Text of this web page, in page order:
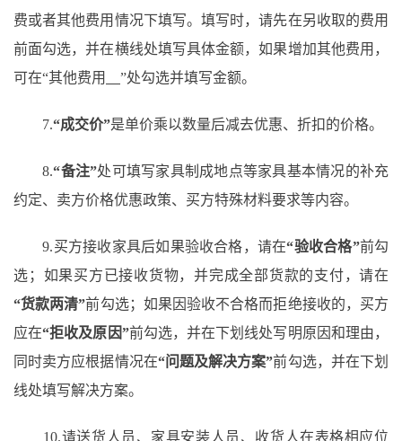
费或者其他费用情况下填写。填写时，请先在另收取的费用
前面勾选，并在横线处填写具体金额，如果增加其他费用，
可在“其他费用 ”处勾选并填写金额。
7.“成交价”是单价乘以数量后减去优惠、折扣的价格。
8.“备注”处可填写家具制成地点等家具基本情况的补充
约定、卖方价格优惠政策、买方特殊材料要求等内容。
9.买方接收家具后如果验收合格，请在“验收合格”前勾
选；如果买方已接收货物，并完成全部货款的支付，请在
“货款两清”前勾选；如果因验收不合格而拒绝接收的，买方
应在“拒收及原因”前勾选，并在下划线处写明原因和理由，
同时卖方应根据情况在“问题及解决方案”前勾选，并在下划
线处填写解决方案。
10.请送货人员、家具安装人员、收货人在表格相应位